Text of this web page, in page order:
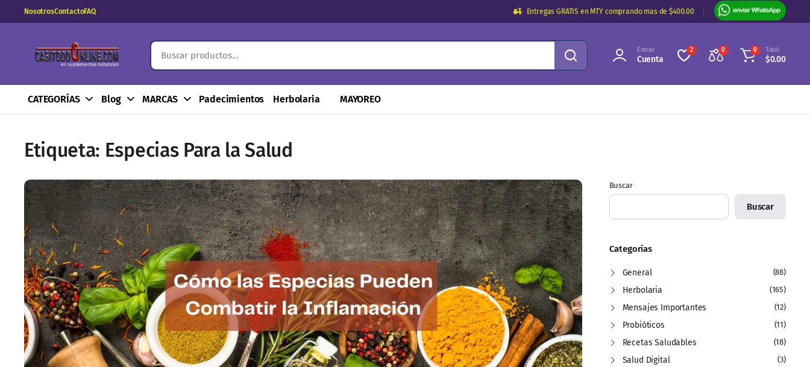
NosotrosContactoFAQ Entregas GRATIS en MTY comprando mas de $400.00
Entrar
Cuenta
2 0 0 Total
$0.00
CATEGORÍAS Blog MARCAS Padecimientos Herbolaria MAYOREO
Etiqueta: Especias Para la Salud
Buscar
Buscar
Categorías
General (88)
Herbolaria (165)
Mensajes Importantes (12)
Probióticos (11)
Recetas Saludables (18)
Salud Digital (3)